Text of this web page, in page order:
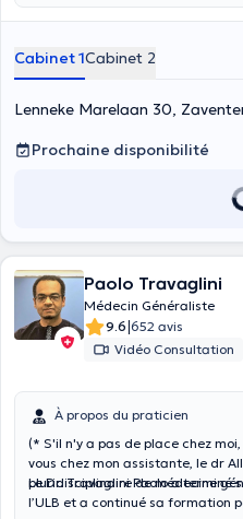
examen, pour recevoir une
consultant son agenda en ligne
sur son profil Doctoranytime.
sein de deux cabinets, le cabinet
Marelaan 22) et à son cabinet
(Avenue des Orangers 46).
Cabinet 1Cabinet 2
Lenneke Marelaan 30,
Prochaine disponibilité
Paolo Travaglini
Médecin Généraliste
9.6|652 avis
Vidéo Consultation
À propos du praticien
(* S'il n'y a pas de place chez
vous chez mon assistante, le dr
pluridisciplinaire de médecine
Le Dr. Travaglini Paolo a terminé
l’ULB et a continué sa formation